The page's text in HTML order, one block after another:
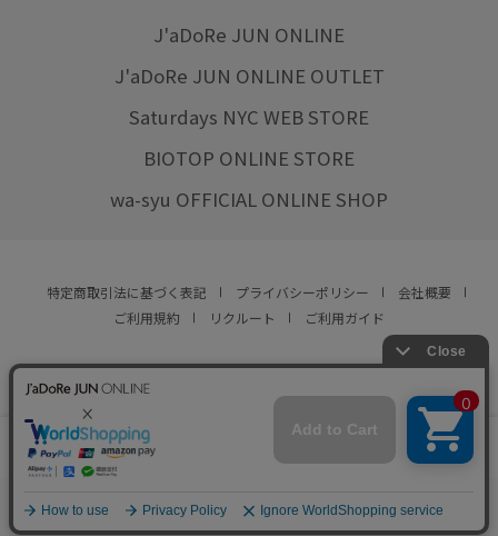
お気に入り
0
カート
J'aDoRe JUN ONLINE
J'aDoRe JUN ONLINE OUTLET
Saturdays NYC WEB STORE
BIOTOP ONLINE STORE
wa-syu OFFICIAL ONLINE SHOP
特定商取引法に基づく表記 プライバシーポリシー
会社概要
ご利用規約
リクルート ご利用ガイド
© JUN CO.,LTD. ALL RIGHTS RESERVED.
店舗在庫
をみる
この商品は現在販売しておりません